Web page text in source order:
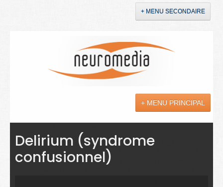
+ MENU SECONDAIRE
+ MENU PRINCIPAL
Actualités
Sciences
Delirium (syndrome
confusionnel)